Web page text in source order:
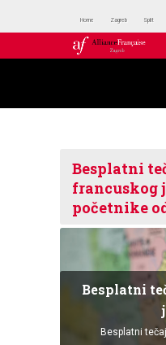
Home Zagreb Split
Besplatni
francuskog
početnike
Besplatni
Besplatni